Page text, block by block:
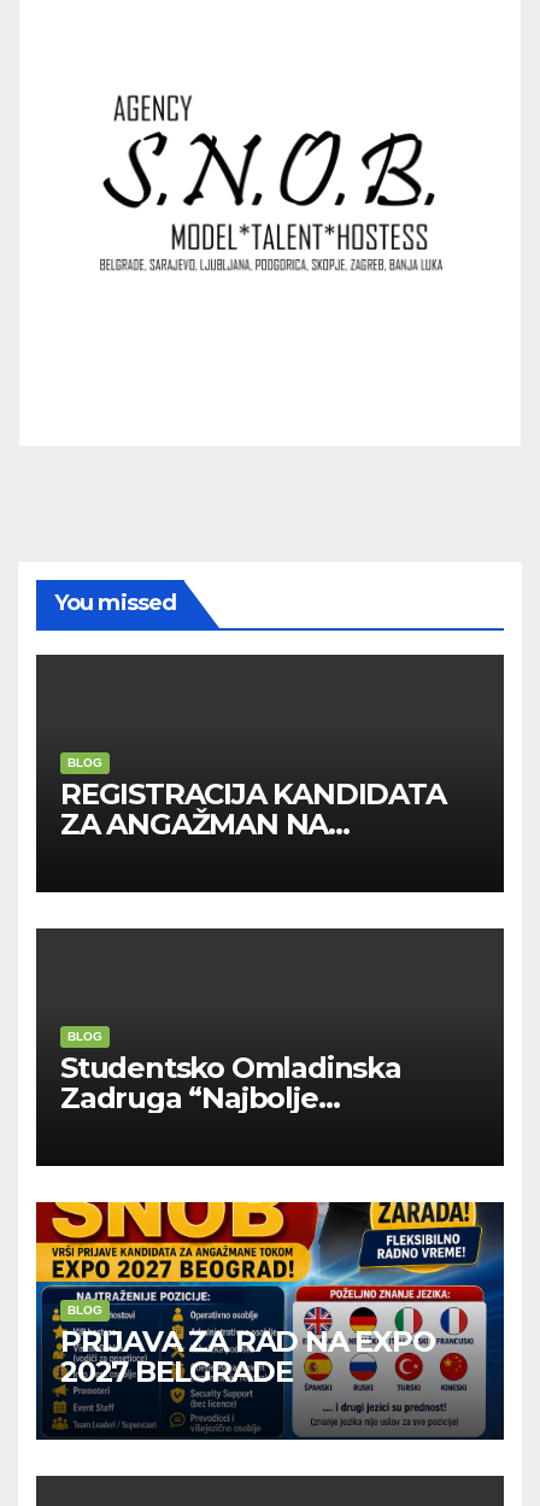
You missed
BLOG
REGISTRACIJA KANDIDATA
ZA ANGAŽMAN NA
BLOG
Studentsko Omladinska
Zadruga “Najbolje
BLOG
PRIJAVA ZA RAD NA EXPO
2027 BELGRADE